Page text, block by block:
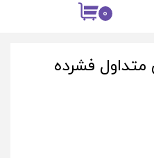
۰
متداول فشرده